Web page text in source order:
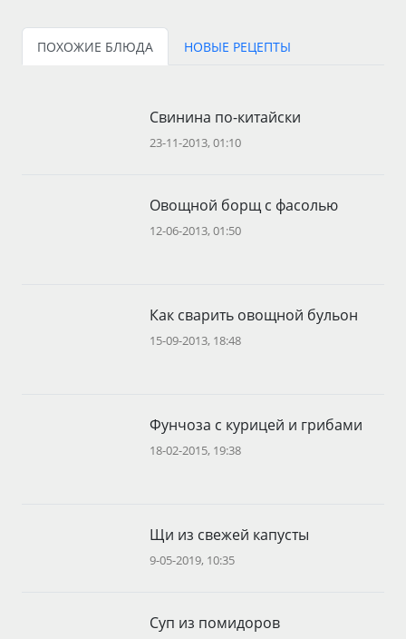
ПОХОЖИЕ БЛЮДА НОВЫЕ РЕЦЕПТЫ
Свинина по-китайски
23-11-2013, 01:10
Овощной борщ с фасолью
12-06-2013, 01:50
Как сварить овощной бульон
15-09-2013, 18:48
Фунчоза с курицей и грибами
18-02-2015, 19:38
Щи из свежей капусты
9-05-2019, 10:35
Суп из помидоров